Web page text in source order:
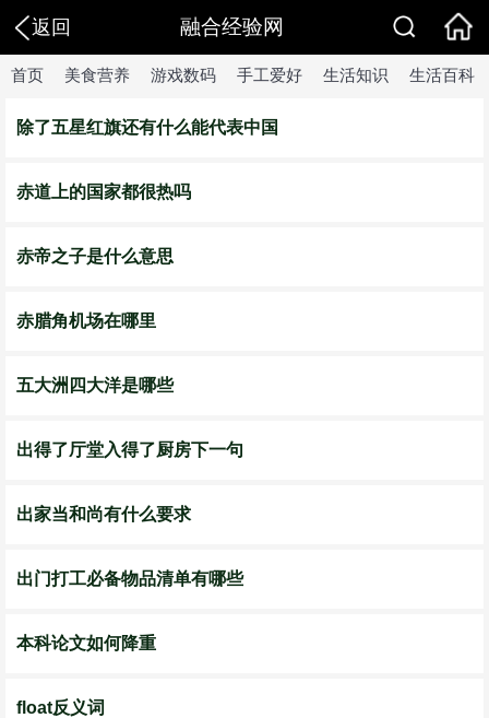
返回 融合经验网
首页 美食营养 游戏数码 手工爱好 生活知识 生活百科
除了五星红旗还有什么能代表中国
赤道上的国家都很热吗
赤帝之子是什么意思
赤腊角机场在哪里
五大洲四大洋是哪些
出得了厅堂入得了厨房下一句
出家当和尚有什么要求
出门打工必备物品清单有哪些
本科论文如何降重
float反义词